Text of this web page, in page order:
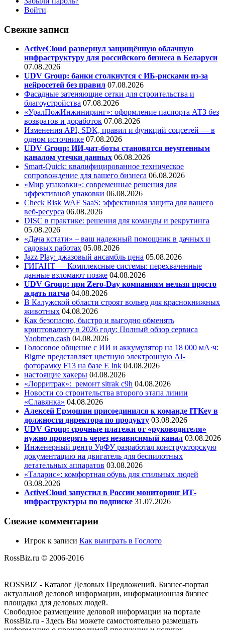
Войти
Свежие записи
ActiveCloud развернул защищённую облачную
инфраструктуру для российского бизнеса в Беларуси
07.08.2026
UDV Group: банки столкнутся с ИБ-рисками из-за
нейросетей без правил 07.08.2026
Фасадные затеняющие сетки для строительства и
благоустройства 07.08.2026
«УралПожИнжиниринг»: оформление паспорта АТЗ без
возвратов и доработок 07.08.2026
Изменения API, SDK, правил и функций соцсетей — в
одном источнике 07.08.2026
UDV Group: ИИ-чат-боты становятся неучтенным
каналом утечки данных 06.08.2026
Smart-Quick: квалифицированное техническое
сопровождение для вашего бизнеса 06.08.2026
«Мир упаковки»: современные решения для
эффективной упаковки 06.08.2026
Check Risk WAF SaaS: эффективная защита для вашего
веб-ресурса 06.08.2026
DISC в практике: решения для команды и рекрутинга
05.08.2026
«Дача кстати» – ваш надежный помощник в дачных и
садовых работах 05.08.2026
Jazz Play: джазовый ансамбль цена 05.08.2026
ГИГАНТ — Комплексные системы: перехваченные
данные взломают позже 04.08.2026
UDV Group: при Zero-Day компаниям нельзя просто
ждать патча 04.08.2026
В Калужской области строят вольер для краснокнижных
животных 04.08.2026
Как безопасно, быстро и выгодно обменять
криптовалюту в 2026 году: Полный обзор сервиса
Yaobmen.cash 04.08.2026
Голосовое общение с ИИ и аккумулятор на 18 000 мА·ч:
Bigme представляет цветную электронную AI-
фоторамку F13 на базе E Ink 04.08.2026
настоящие хакеры 04.08.2026
«Лорритрак»: ремонт sitrak c9h 04.08.2026
Новости со строительства второго этапа линии
«Славянка» 04.08.2026
Алексей Ермошин присоединился к команде ITKey в
должности директора по продукту 03.08.2026
UDV Group: срочные платежи от «руководителя»
нужно проверять через независимый канал 03.08.2026
Инженерный центр УрФУ разработал конструкторскую
документацию на двигатель для беспилотных
летательных аппаратов 03.08.2026
«Таларис»: комфортная обувь для стильных людей
03.08.2026
ActiveCloud запустил в России мониторинг ИТ-
инфраструктуры по подписке 31.07.2026
Свежие комментарии
Игрок к записи Как выиграть в Гослото
RossBiz.ru © 2006-2016
ROSSBIZ - Каталог Деловых Предложений. Бизнес-портал
актуальной деловой информации, информационная бизнес
площадка для деловых людей.
Свободное размещение деловой информации на портале
RossBiz.ru - Здесь Вы можете самостоятельно размещать